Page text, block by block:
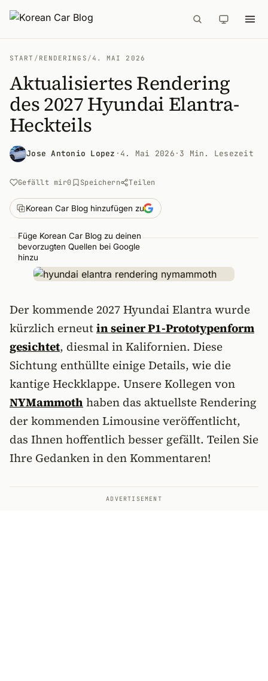
START / RENDERINGS / 4. MAI 2026
Aktualisiertes Rendering
des 2027 Hyundai Elantra-
Heckteils
Jose Antonio Lopez · 4. Mai 2026 · 3 Min. Lesezeit
Gefällt mir0 Speichern Teilen
Korean Car Blog hinzufügen zu
Füge Korean Car Blog zu deinen
bevorzugten Quellen bei Google
hinzu
Der kommende 2027 Hyundai Elantra wurde
kürzlich erneutin seiner P1-Prototypenform
gesichtet, diesmal in Kalifornien. Diese
Sichtung enthüllte einige Details, wie die
kantige Heckklappe. Unsere Kollegen von
NYMammothhaben das aktuellste Rendering
der kommenden Limousine veröffentlicht,
das Ihnen hoffentlich besser gefällt. Teilen Sie
Ihre Gedanken in den Kommentaren!
ADVERTISEMENT